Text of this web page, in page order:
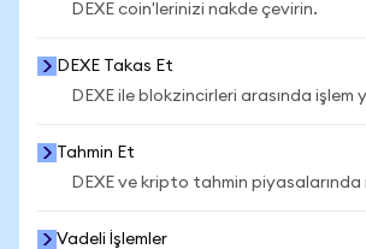
DEXE coin'lerinizi nakde çevirin.
DEXE Takas Et
DEXE ile blokzincirleri arasında işlem
Tahmin Et
DEXE ve kripto tahmin piyasalarında
Vadeli İşlemler